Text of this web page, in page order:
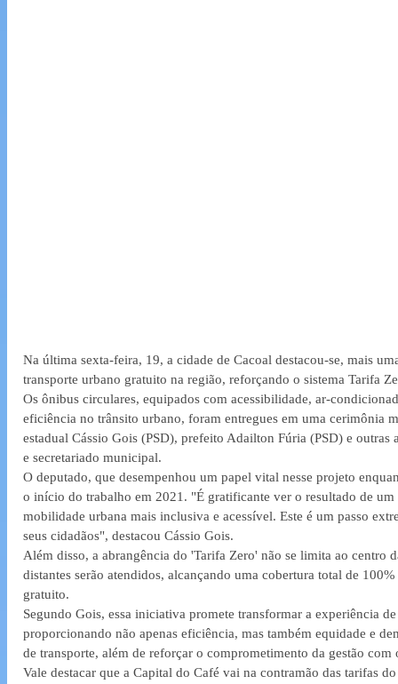
Na última sexta-feira, 19, a cidade de Cacoal destacou-se, mais
transporte urbano gratuito na região, reforçando o sistema Tarifa
Os ônibus circulares, equipados com acessibilidade, ar-
eficiência no trânsito urbano, foram entregues em uma cerimônia
estadual Cássio Gois (PSD), prefeito Adailton Fúria (PSD) e outras
e secretariado municipal.
O deputado, que desempenhou um papel vital nesse projeto
o início do trabalho em 2021. "É gratificante ver o resultado de
mobilidade urbana mais inclusiva e acessível. Este é um passo
seus cidadãos", destacou Cássio Gois.
Além disso, a abrangência do 'Tarifa Zero' não se limita ao centro
distantes serão atendidos, alcançando uma cobertura total de
gratuito.
Segundo Gois, essa iniciativa promete transformar a experiência
proporcionando não apenas eficiência, mas também equidade e
de transporte, além de reforçar o comprometimento da gestão com
Vale destacar que a Capital do Café vai na contramão das tarifas